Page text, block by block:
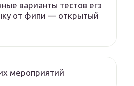
варианты тестов егэ
от фипи — открытый
мероприятий